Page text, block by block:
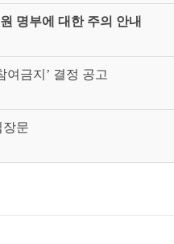
명부에 대한 주의 안내
여금지’ 결정 공고
장문